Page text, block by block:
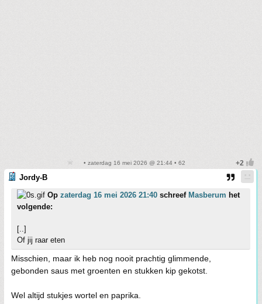
• zaterdag 16 mei 2026 @ 21:44 • 62
Jordy-B
Op zaterdag 16 mei 2026 21:40 schreef Masberum het
volgende:
[..]
Of jij raar eten
Misschien, maar ik heb nog nooit prachtig glimmende,
gebonden saus met groenten en stukken kip gekotst.
Wel altijd stukjes wortel en paprika.